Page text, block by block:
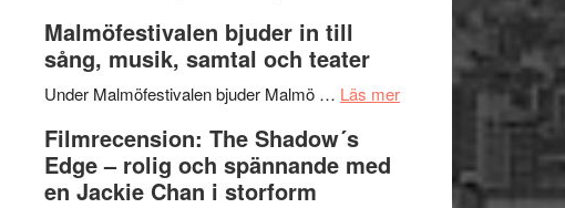
ger
mycket
att
på
Hannes
Pöntinen
Malmöfestivalen bjuder in till
sång, musik, samtal och teater
Under Malmöfestivalen bjuder Malmö … Läs merom
Malmöfestivalen
Filmrecension: The Shadow´s
Edge – rolig och spännande med
en Jackie Chan i storform